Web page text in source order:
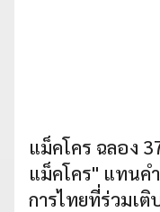
แม็คโคร ฉลอง
แม็คโคร" แทนค
การไทยที่ร่วมเติ